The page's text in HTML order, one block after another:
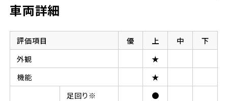
車両詳細
評価項目 優 上 中
下
外観
★
機能
★
足回り※
●